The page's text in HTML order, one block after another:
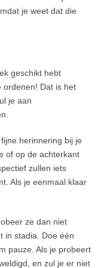
je weet dat die
geschikt hebt
ordenen! Dat is het
je aan
herinnering bij je
of op de achterkant
zullen iets
Als je eenmaal klaar
ze dan niet
in stadia. Doe één
pauze. Als je probeert
en zul je er niet